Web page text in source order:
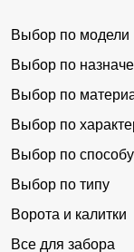
Выбор по модели
Выбор по
Выбор по
Выбор по
Выбор по
Выбор по типу
Ворота и калитки
Все для забора